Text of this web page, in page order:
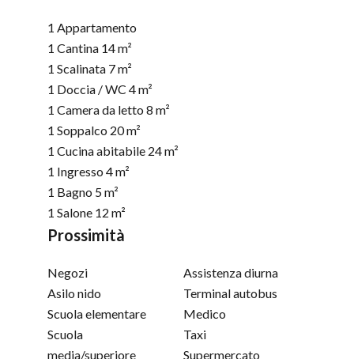
1 Appartamento
1 Cantina 14 m²
1 Scalinata 7 m²
1 Doccia / WC 4 m²
1 Camera da letto 8 m²
1 Soppalco 20 m²
1 Cucina abitabile 24 m²
1 Ingresso 4 m²
1 Bagno 5 m²
1 Salone 12 m²
Prossimità
Negozi
Asilo nido
Scuola elementare
Scuola
media/superiore
Assistenza diurna
Terminal autobus
Medico
Taxi
Supermercato